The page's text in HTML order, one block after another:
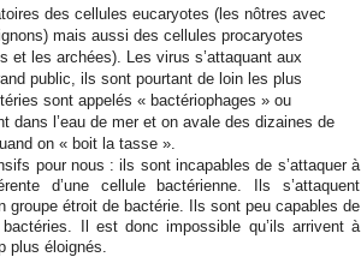
des cellules eucaryotes (les nôtres avec
mais aussi des cellules procaryotes
et les archées). Les virus s’attaquant aux
public, ils sont pourtant de loin les plus
sont appelés « bactériophages » ou
dans l’eau de mer et on avale des dizaines de
on « boit la tasse ».
pour nous : ils sont incapables de s’attaquer à
d’une cellule bactérienne. Ils s’attaquent
groupe étroit de bactérie. Ils sont peu capables de
bactéries. Il est donc impossible qu’ils arrivent à
plus éloignés.